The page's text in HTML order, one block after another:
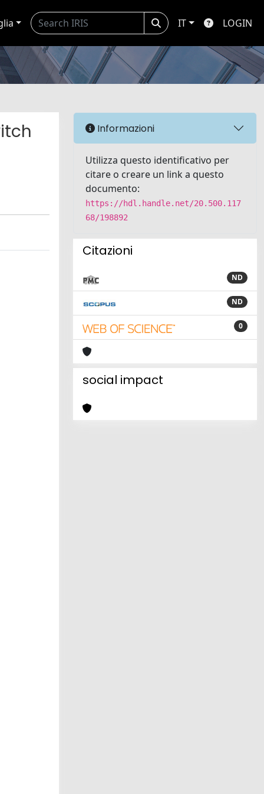
IT LOGIN
Informazioni
Utilizza questo identificativo per
citare o creare un link a questo
documento:
https://hdl.handle.net/20.500.117
68/198892
Citazioni
ND
ND
0
social impact